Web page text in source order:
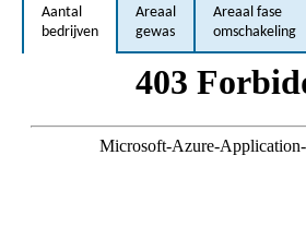
Aantal
bedrijven
Areaal
gewas
Areaal fase
omschakeling